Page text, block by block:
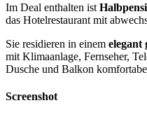
Im Deal enthalten ist
das Hotelrestaurant mit
Sie residieren in einem elegant
mit Klimaanlage, Fernseher,
Dusche und Balkon
Screenshot